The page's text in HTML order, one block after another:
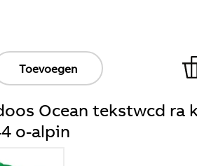
Toevoegen
Ocean tekstwcd ra
o-alpin